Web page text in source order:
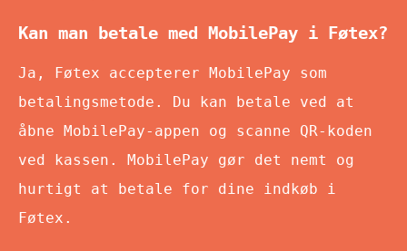
Kan man betale med MobilePay i Føtex?
Ja, Føtex accepterer MobilePay som
betalingsmetode. Du kan betale ved at
åbne MobilePay-appen og scanne QR-koden
ved kassen. MobilePay gør det nemt og
hurtigt at betale for dine indkøb i
Føtex.